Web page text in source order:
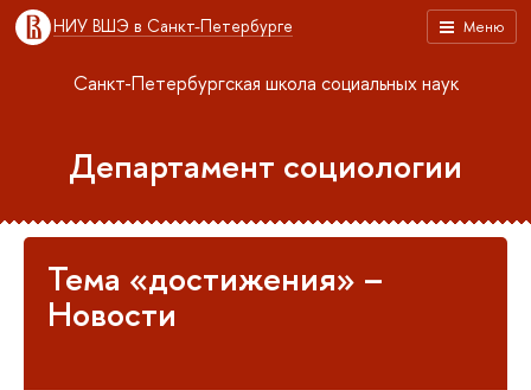
Меню
НИУ ВШЭ в Санкт-Петербурге
Санкт-Петербургская школа социальных наук
Департамент социологии
Тема «достижения» –
Новости